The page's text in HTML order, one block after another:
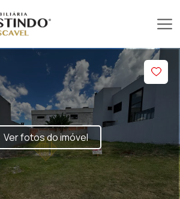
Ver fotos do imóvel